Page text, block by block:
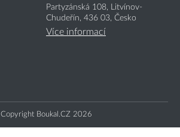
Partyzánská 108, Litvínov-
Chudeřín, 436 03, Česko
Více informací
Copyright Boukal.CZ 2026